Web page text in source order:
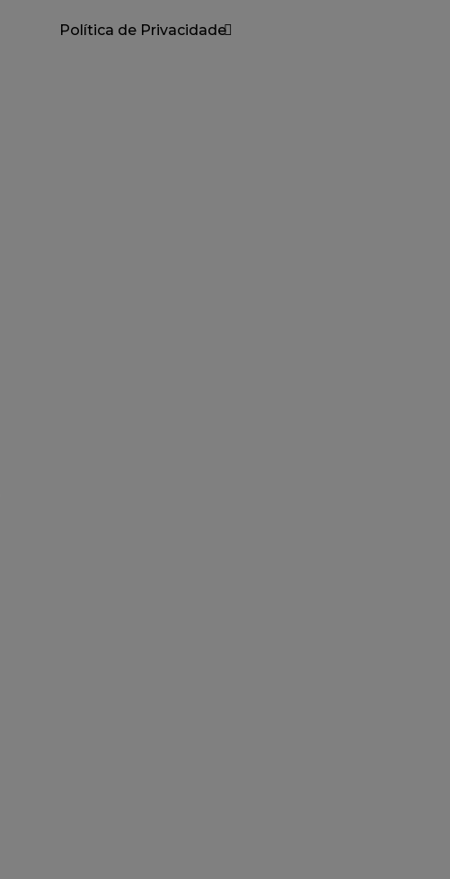
Política de Privacidade